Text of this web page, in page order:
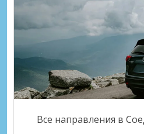
Все направления в